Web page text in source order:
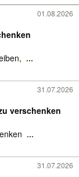
01.08.2026
...
31.07.2026
verschenken
...
31.07.2026